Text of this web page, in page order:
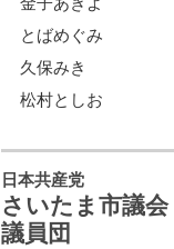
とばめぐみ
久保みき
松村としお
日本共産党
さいたま市議会
議員団